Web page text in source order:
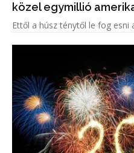
közel egymillió
Ettől a húsz ténytől le fog esni